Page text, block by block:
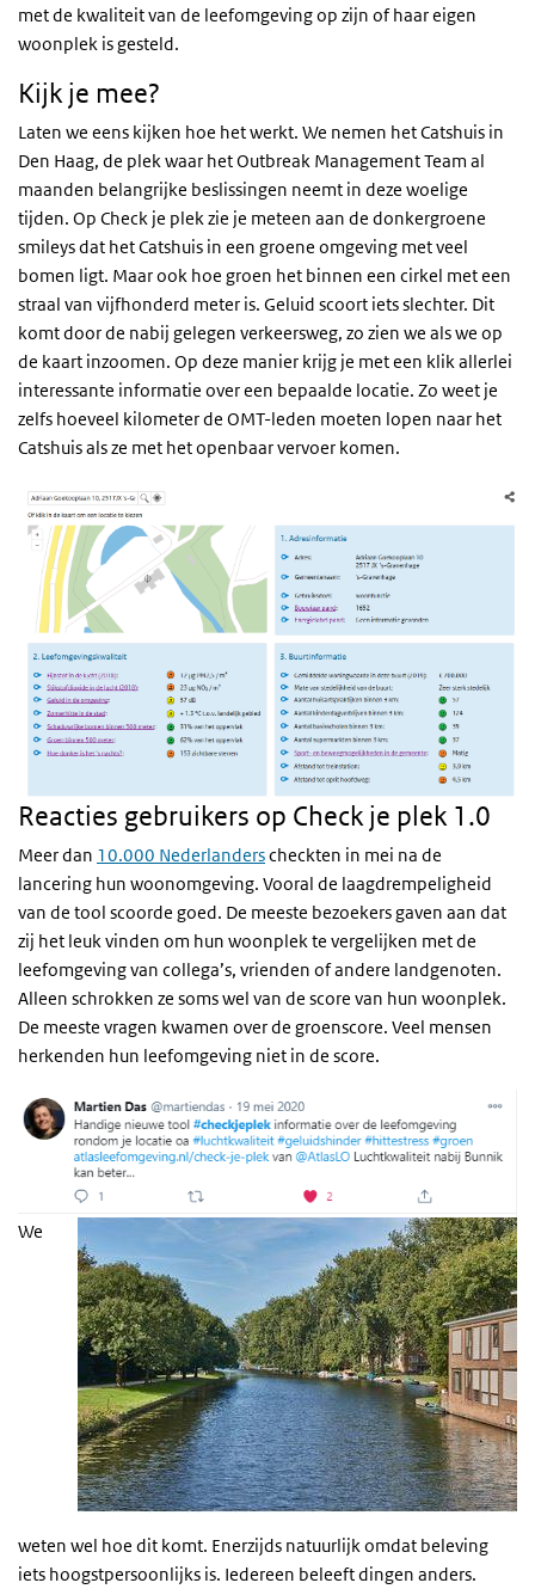
met de kwaliteit van de leefomgeving op zijn of haar eigen
woonplek is gesteld.
Kijk je mee?
Laten we eens kijken hoe het werkt. We nemen het Catshuis in
Den Haag, de plek waar het Outbreak Management Team al
maanden belangrijke beslissingen neemt in deze woelige
tijden. Op Check je plek zie je meteen aan de donkergroene
smileys dat het Catshuis in een groene omgeving met veel
bomen ligt. Maar ook hoe groen het binnen een cirkel met een
straal van vijfhonderd meter is. Geluid scoort iets slechter. Dit
komt door de nabij gelegen verkeersweg, zo zien we als we op
de kaart inzoomen. Op deze manier krijg je met een klik allerlei
interessante informatie over een bepaalde locatie. Zo weet je
zelfs hoeveel kilometer de OMT-leden moeten lopen naar het
Catshuis als ze met het openbaar vervoer komen.
Reacties gebruikers op Check je plek 1.0
Meer dan 10.000 Nederlanderscheckten in mei na de
lancering hun woonomgeving. Vooral de laagdrempeligheid
van de tool scoorde goed. De meeste bezoekers gaven aan dat
zij het leuk vinden om hun woonplek te vergelijken met de
leefomgeving van collega’s, vrienden of andere landgenoten.
Alleen schrokken ze soms wel van de score van hun woonplek.
De meeste vragen kwamen over de groenscore. Veel mensen
herkenden hun leefomgeving niet in de score.
We
weten wel hoe dit komt. Enerzijds natuurlijk omdat beleving
iets hoogstpersoonlijks is. Iedereen beleeft dingen anders.